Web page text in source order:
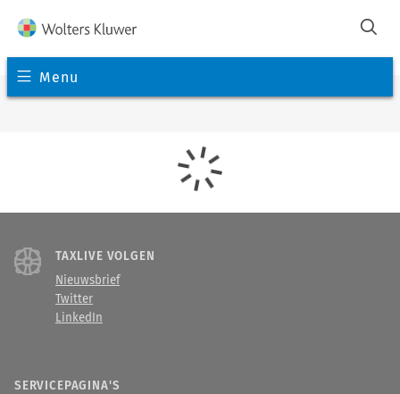
Menu
TAXLIVE VOLGEN
Nieuwsbrief
Twitter
LinkedIn
SERVICEPAGINA'S